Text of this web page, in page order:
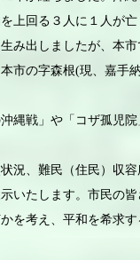
上回る３人に１人が亡
み出しましたが、本
市の字森根(現、嘉手
縄戦」や「コザ孤児院
況、難民（住民）収容
いたします。市民の
を考え、平和を希求す